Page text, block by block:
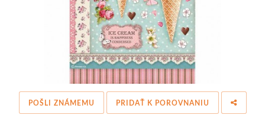
POŠLI ZNÁMEMU PRIDAŤ K POROVNANIU